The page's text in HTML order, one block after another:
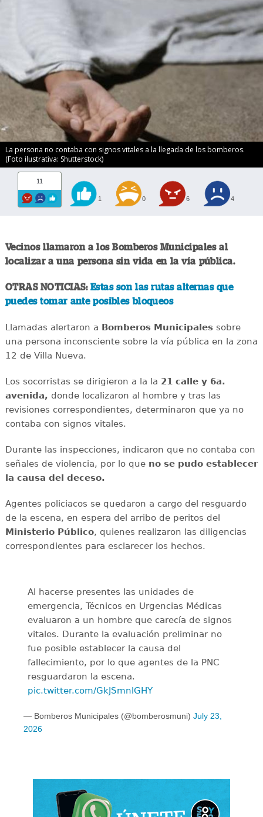
La persona no contaba con signos vitales a la llegada de los bomberos.
(Foto ilustrativa: Shutterstock)
11
1 0 6 4
Vecinos llamaron a los Bomberos Municipales al
localizar a una persona sin vida en la vía pública.
OTRAS NOTICIAS: Estas son las rutas alternas que
puedes tomar ante posibles bloqueos
Llamadas alertaron a Bomberos Municipalessobre
una persona inconsciente sobre la vía pública en la zona
12 de Villa Nueva.
Los socorristas se dirigieron a la la 21 calle y 6a.
avenida, donde localizaron al hombre y tras las
revisiones correspondientes, determinaron que ya no
contaba con signos vitales.
Durante las inspecciones, indicaron que no contaba con
señales de violencia, por lo que no se pudo establecer
la causa del deceso.
Agentes policiacos se quedaron a cargo del resguardo
de la escena, en espera del arribo de peritos del
Ministerio Público, quienes realizaron las diligencias
correspondientes para esclarecer los hechos.
Al hacerse presentes las unidades de
emergencia, Técnicos en Urgencias Médicas
evaluaron a un hombre que carecía de signos
vitales. Durante la evaluación preliminar no
fue posible establecer la causa del
fallecimiento, por lo que agentes de la PNC
resguardaron la escena.
pic.twitter.com/GkJSmnlGHY
— Bomberos Municipales (@bomberosmuni) July 23,
2026